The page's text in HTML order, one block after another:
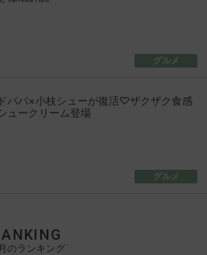
グルメ
パパ×小枝シューが復活♡ザクザク食感
ュークリーム登場
グルメ
のランキング